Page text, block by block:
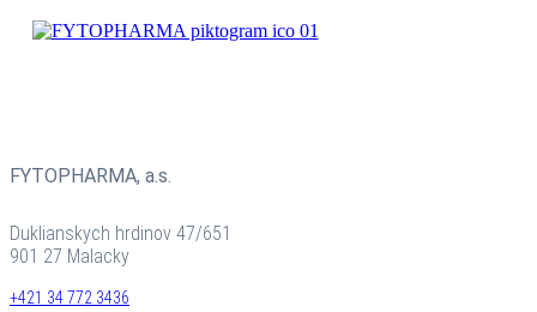
FYTOPHARMA, a.s.
Duklianskych hrdinov 47/651
901 27 Malacky
+421 34 772 3436